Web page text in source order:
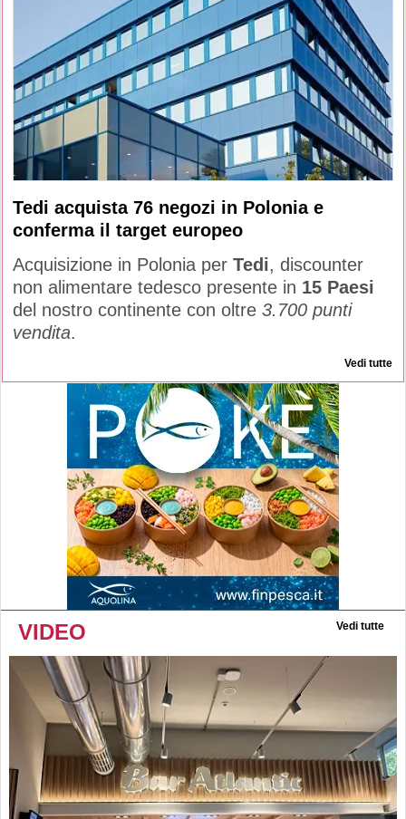
Tedi acquista 76 negozi in Polonia e
conferma il target europeo
Acquisizione in Polonia per Tedi, discounter
non alimentare tedesco presente in 15 Paesi
del nostro continente con oltre 3.700 punti
vendita.
Vedi tutte
VIDEO Vedi tutte